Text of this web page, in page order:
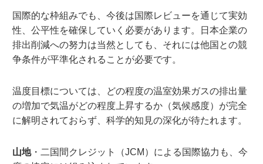
国際的な枠組みでも、今後は国際レビューを通じて実効
性、公平性を確保していく必要があります。日本企業の
排出削減への努力は当然としても、それには他国との競
争条件が平準化されることが必要です。
温度目標については、どの程度の温室効果ガスの排出量
の増加で気温がどの程度上昇するか（気候感度）が完全
に解明されておらず、科学的知見の深化が待たれます。
山地・二国間クレジット（JCM）による国際協力も、今